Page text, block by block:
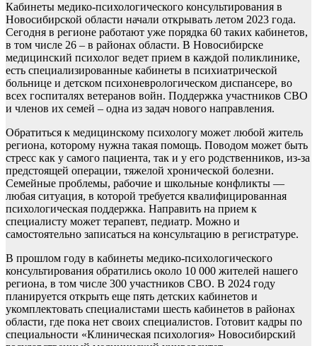
Кабинеты медико-психологического консультирования в
Новосибирской области начали открывать летом 2023 года.
Сегодня в регионе работают уже порядка 60 таких кабинетов,
в том числе 26 – в районах области. В Новосибирске
медицинский психолог ведет прием в каждой поликлинике,
есть специализированные кабинеты в психиатрической
больнице и детском психоневрологическом диспансере, во
всех госпиталях ветеранов войн. Поддержка участников СВО
и членов их семей – одна из задач нового направления.
Обратиться к медицинскому психологу может любой житель
региона, которому нужна такая помощь. Поводом может быть
стресс как у самого пациента, так и у его родственников, из-за
предстоящей операции, тяжелой хронической болезни.
Семейные проблемы, рабочие и школьные конфликты —
любая ситуация, в которой требуется квалифицированная
психологическая поддержка. Направить на прием к
специалисту может терапевт, педиатр. Можно и
самостоятельно записаться на консультацию в регистратуре.
В прошлом году в кабинеты медико-психологического
консультирования обратились около 10 000 жителей нашего
региона, в том числе 300 участников СВО. В 2024 году
планируется открыть еще пять детских кабинетов и
укомплектовать специалистами шесть кабинетов в районах
области, где пока нет своих специалистов. Готовит кадры по
специальности «Клиническая психология» Новосибирский